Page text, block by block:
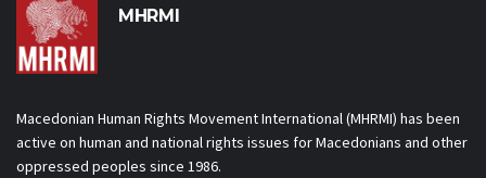
MHRMI
Macedonian Human Rights Movement International (MHRMI) has been
active on human and national rights issues for Macedonians and other
oppressed peoples since 1986.